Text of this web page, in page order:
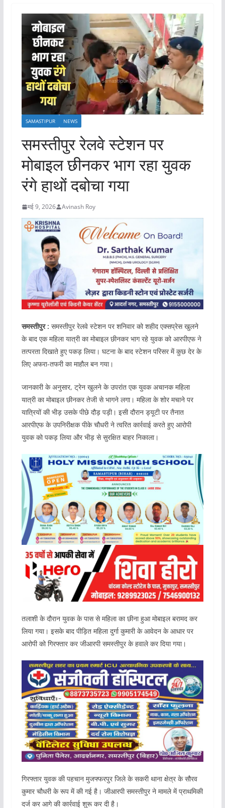
SAMASTIPUR NEWS
समस्तीपुर रेलवे स्टेशन पर
मोबाइल छीनकर भाग रहा युवक
रंगे हाथों दबोचा गया
मई 9, 2026 Avinash Roy
समस्तीपुर : समस्तीपुर रेलवे स्टेशन पर शनिवार को शहीद एक्सप्रेस खुलने
के बाद एक महिला यात्री का मोबाइल छीनकर भाग रहे युवक को आरपीएफ ने
तत्परता दिखाते हुए पकड़ लिया। घटना के बाद स्टेशन परिसर में कुछ देर के
लिए अफरा-तफरी का माहौल बन गया।
जानकारी के अनुसार, ट्रेन खुलने के उपरांत एक युवक अचानक महिला
यात्री का मोबाइल छीनकर तेजी से भागने लगा। महिला के शोर मचाने पर
यात्रियों की भीड़ उसके पीछे दौड़ पड़ी। इसी दौरान ड्यूटी पर तैनात
आरपीएफ के उपनिरीक्षक पीके चौधरी ने त्वरित कार्रवाई करते हुए आरोपी
युवक को पकड़ लिया और भीड़ से सुरक्षित बाहर निकाला।
तलाशी के दौरान युवक के पास से महिला का छीना हुआ मोबाइल बरामद कर
लिया गया। इसके बाद पीड़ित महिला दुर्गा कुमारी के आवेदन के आधार पर
आरोपी को गिरफ्तार कर जीआरपी समस्तीपुर के हवाले कर दिया गया।
गिरफ्तार युवक की पहचान मुजफ्फरपुर जिले के सकरी थाना क्षेत्र के सौरव
कुमार चौधरी के रूप में की गई है। जीआरपी समस्तीपुर ने मामले में प्राथमिकी
दर्ज कर आगे की कार्रवाई शुरू कर दी है।